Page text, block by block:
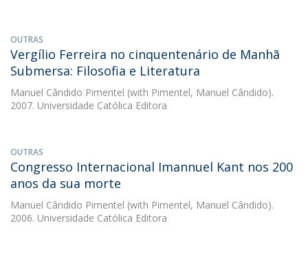
OUTRAS
Vergílio Ferreira no cinquentenário de Manhã
Submersa: Filosofia e Literatura
Manuel Cândido Pimentel (with Pimentel, Manuel Cândido).
2007. Universidade Católica Editora
OUTRAS
Congresso Internacional Imannuel Kant nos 200
anos da sua morte
Manuel Cândido Pimentel (with Pimentel, Manuel Cândido).
2006. Universidade Católica Editora